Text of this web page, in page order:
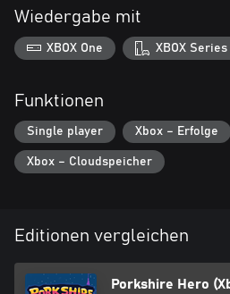
Wiedergabe mit
XBOX One XBOX Series
Funktionen
Single player Xbox – Erfolge
Xbox – Cloudspeicher
Editionen vergleichen
Porkshire Hero